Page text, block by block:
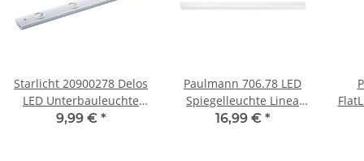
Starlicht 20900278 Delos
LED Unterbauleuchte
4W 61cm Weiß inkl.
9,99 € *
Paulmann 706.78 LED
Spiegelleuchte Linea
IP44 15W Wandleuchte
16,99 € *